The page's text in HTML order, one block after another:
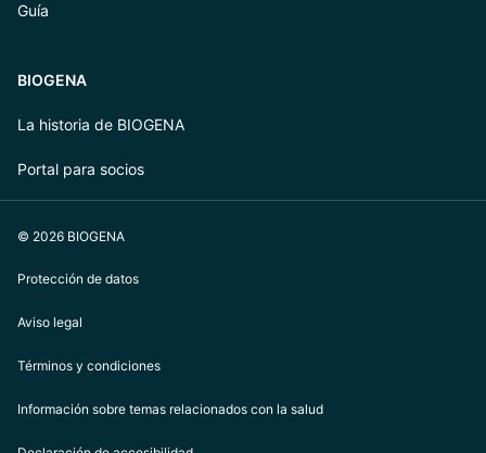
Guía
BIOGENA
La historia de BIOGENA
Portal para socios
© 2026 BIOGENA
Protección de datos
Aviso legal
Términos y condiciones
Información sobre temas relacionados con la salud